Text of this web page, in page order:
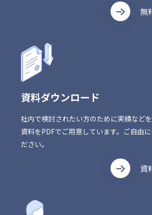
無
資料ダウンロード
社内で検討されたい方のために実績など
資料をPDFでご用意しています。ご自由
ださい。
資